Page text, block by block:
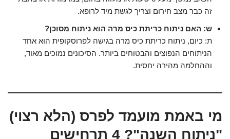
זה כבר מצב חירום וצריך לגשת מיד לרופא.
ש: האם ניתוח כריתת כיס מרה הוא ניתוח מסוכן?
ת: כיום, ניתוח כריתת כיס מרה בגישה לפרוסקופית הוא אחד
הניתוחים הנפוצים והבטוחים ביותר. הסיכונים נמוכים מאוד,
וההחלמה מהירה יחסית.
מי באמת מועמד לפרס (הלא רצוי)
"ניתוח השנה"? 4 תרחישים